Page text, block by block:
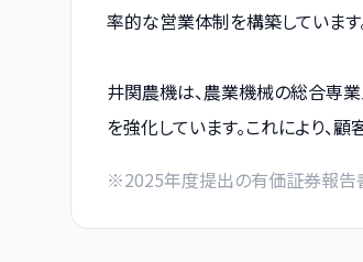
率的な営業体制を構築しています
井関農機は、農業機械の総合専
を強化しています。これにより、
※2025年度提出の有価証券報告